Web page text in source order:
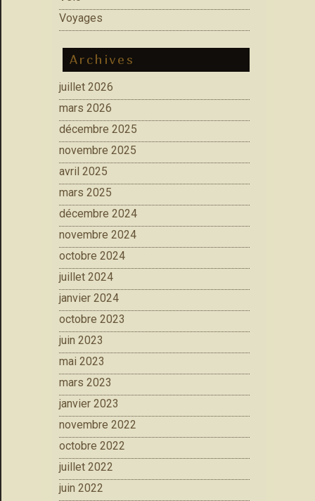
Voyages
Archives
juillet 2026
mars 2026
décembre 2025
novembre 2025
avril 2025
mars 2025
décembre 2024
novembre 2024
octobre 2024
juillet 2024
janvier 2024
octobre 2023
juin 2023
mai 2023
mars 2023
janvier 2023
novembre 2022
octobre 2022
juillet 2022
juin 2022